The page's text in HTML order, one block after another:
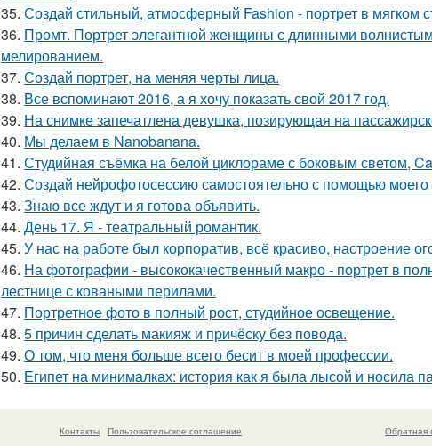
35. Создай стильный, атмосферный Fashion - портрет в мягком
36. Промт. Портрет элегантной женщины с длинными
мелированием.
37. Создай портрет, на меняя черты лица.
38. Все вспоминают 2016, а я хочу показать свой 2017 год.
39. На снимке запечатлена девушка, позирующая на
40. Мы делаем в Nanobanana.
41. Студийная съёмка на белой циклораме с боковым светом,
42. Создай нейрофотосессию самостоятельно с помощью моего
43. Знаю все ждут и я готова объявить.
44. День 17. Я - театральный романтик.
45. У нас на работе был корпоратив, всё красиво, настроение
46. На фотографии - высококачественный макро - портрет в
лестнице с коваными перилами.
47. Портретное фото в полный рост, студийное освещение.
48. 5 причин сделать макияж и причёску без повода.
49. О том, что меня больше всего бесит в моей профессии.
50. Египет на минималках: история как я была лысой и носила
Контакты
Пользовательское соглашение
Обратная